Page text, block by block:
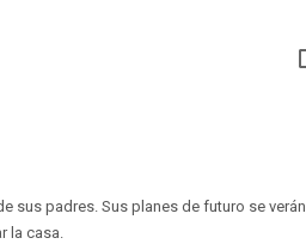
sus padres. Sus planes de futuro se verán
la casa.